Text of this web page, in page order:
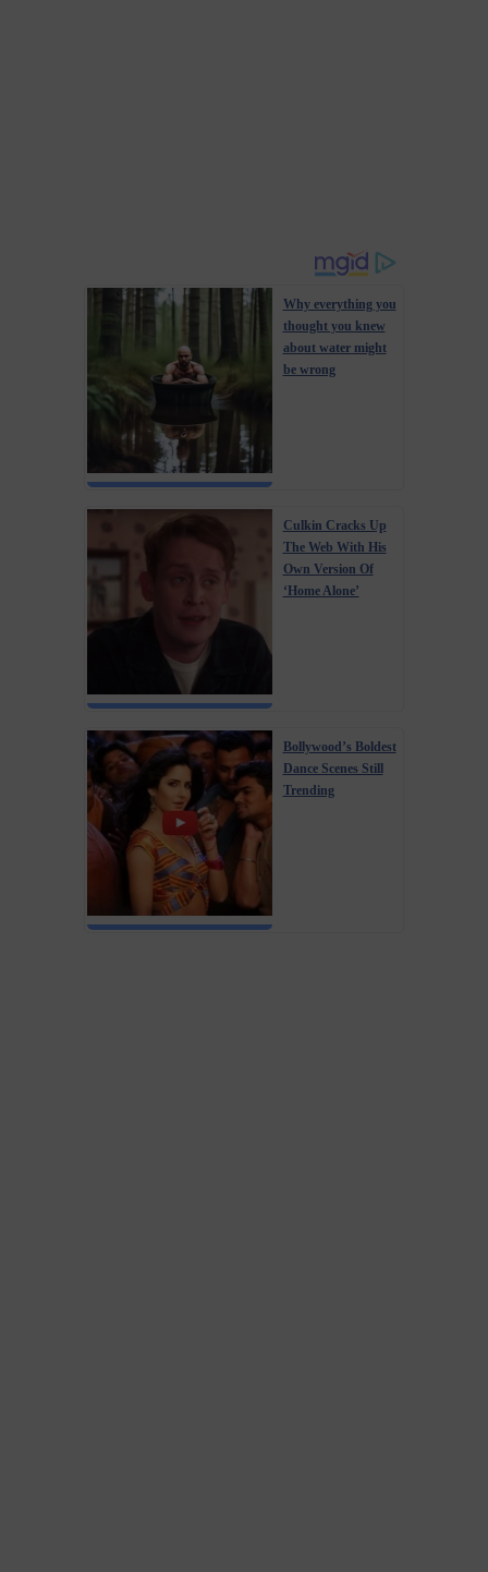
Why everything you
thought you knew
about water might
be wrong
Culkin Cracks Up
The Web With His
Own Version Of
‘Home Alone’
Bollywood’s Boldest
Dance Scenes Still
Trending